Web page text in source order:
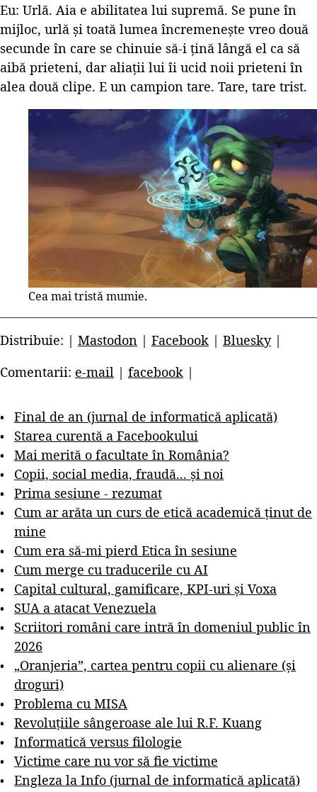
Eu: Urlă. Aia e abilitatea lui supremă. Se pune în
mijloc, urlă și toată lumea încremenește vreo două
secunde în care se chinuie să-i țină lângă el ca să
aibă prieteni, dar aliații lui îi ucid noii prieteni în
alea două clipe. E un campion tare. Tare, tare trist.
Cea mai tristă mumie.
Distribuie: | Mastodon | Facebook | Bluesky|
Comentarii: e-mail | facebook |
Final de an (jurnal de informatică aplicată)
Starea curentă a Facebookului
Mai merită o facultate în România?
Copii, social media, fraudă... și noi
Prima sesiune - rezumat
Cum ar arăta un curs de etică academică ținut de
mine
Cum era să-mi pierd Etica în sesiune
Cum merge cu traducerile cu AI
Capital cultural, gamificare, KPI-uri și Voxa
SUA a atacat Venezuela
Scriitori români care intră în domeniul public în
2026
„Oranjeria”, cartea pentru copii cu alienare (și
droguri)
Problema cu MISA
Revoluțiile sângeroase ale lui R.F. Kuang
Informatică versus filologie
Victime care nu vor să fie victime
Engleza la Info (jurnal de informatică aplicată)